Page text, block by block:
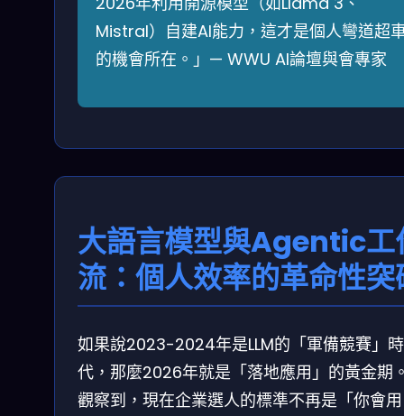
Mistral）自建AI能力，這才是個人彎道超
的機會所在。」— WWU AI論壇與會專家
大語言模型與Agentic工
流：個人效率的革命性突
如果說2023-2024年是LLM的「軍備競賽」時
代，那麼2026年就是「落地應用」的黃金期
觀察到，現在企業選人的標準不再是「你會用